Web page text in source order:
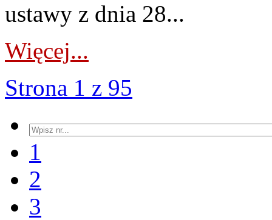
ustawy z dnia 28...
Więcej...
Strona 1 z 95
1
2
3